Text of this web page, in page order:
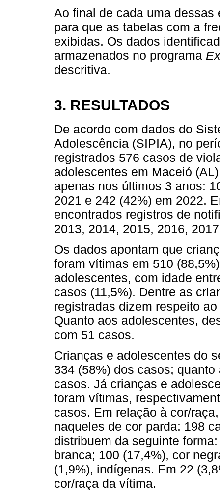
Ao final de cada uma dessas
para que as tabelas com a
exibidas. Os dados
armazenados no programa
descritiva.
3. RESULTADOS
De acordo com dados do
Adolescência (SIPIA), no
registrados 576 casos de
adolescentes em Maceió
apenas nos últimos 3 anos:
2021 e 242 (42%) em 2022.
encontrados registros de
2013, 2014, 2015, 2016,
Os dados apontam que
foram vítimas em 510
adolescentes, com idade
casos (11,5%). Dentre as
registradas dizem respeito
Quanto aos adolescentes,
com 51 casos.
Crianças e adolescentes do
334 (58%) dos casos;
casos. Já crianças e
foram vítimas,
casos. Em relação à cor/
naqueles de cor parda: 198
distribuem da seguinte
branca; 100 (17,4%), cor
(1,9%), indígenas. Em 22
cor/raça da vítima.